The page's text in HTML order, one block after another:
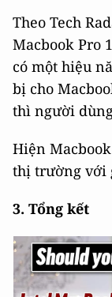
Theo Tech
Macbook Pro
có một hiệu
bị cho
thì người
Hiện
thị trường với
3. Tổng kết